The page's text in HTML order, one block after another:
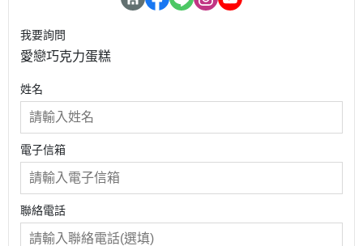
我要詢問
愛戀巧克力蛋糕
姓名
電子信箱
聯絡電話